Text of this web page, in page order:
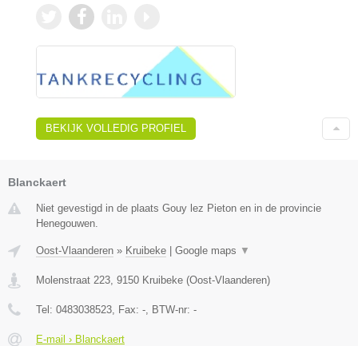
BEKIJK VOLLEDIG PROFIEL
Blanckaert
Niet gevestigd in de plaats Gouy lez Pieton en in de provincie
Henegouwen.
Oost-Vlaanderen » Kruibeke Google maps ▼
Molenstraat 223 9150 Kruibeke (Oost-Vlaanderen)
Tel: 0483038523 , Fax: - , BTW-nr: -
E-mail › Blanckaert